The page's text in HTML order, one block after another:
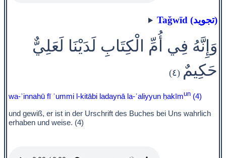
Taǧwīd (تجويد)
وَإِنَّهُ فِي أُمِّ الْكِتَابِ لَدَيْنَا لَعَلِيٌّ
حَكِيمٌ (٤)
wa-ʾinnahū fī ʾummi l-kitābi ladaynā la-ʿaliyyun ḥakīmun (4)
und gewiß, er ist in der Urschrift des Buches bei Uns wahrlich
erhaben und weise. (4)